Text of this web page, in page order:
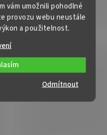
vám umožnili pohodlné
provozu webu neustále
a použitelnost.
Odmítnout